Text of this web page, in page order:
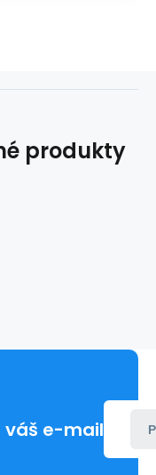
produkty
váš e-mail